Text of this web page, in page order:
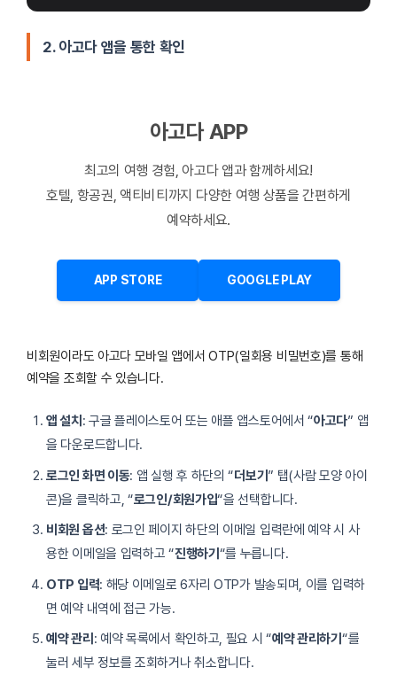
2. 아고다 앱을 통한 확인
아고다 APP
최고의 여행 경험, 아고다 앱과 함께하세요!
호텔, 항공권, 액티비티까지 다양한 여행 상품을 간편하게
예약하세요.
APP STORE GOOGLE PLAY
비회원이라도 아고다 모바일 앱에서 OTP(일회용 비밀번호)를 통해
예약을 조회할 수 있습니다.
앱 설치 : 구글 플레이스토어 또는 애플 앱스토어에서 “아고다” 앱
을 다운로드합니다.
로그인 화면 이동: 앱 실행 후 하단의 “더보기 ” 탭(사람 모양 아이
콘)을 클릭하고, “로그인/회원가입“을 선택합니다.
비회원 옵션: 로그인 페이지 하단의 이메일 입력란에 예약 시 사
용한 이메일을 입력하고 “진행하기 “를 누릅니다.
OTP 입력: 해당 이메일로 6자리 OTP가 발송되며, 이를 입력하
면 예약 내역에 접근 가능.
예약 관리 : 예약 목록에서 확인하고, 필요 시 “예약 관리하기 “를
눌러 세부 정보를 조회하거나 취소합니다.